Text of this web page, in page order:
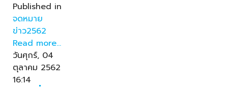
Published in
จดหมาย
ข่าว2562
Read more...
วันศุกร์, 04
ตุลาคม 2562
16:14